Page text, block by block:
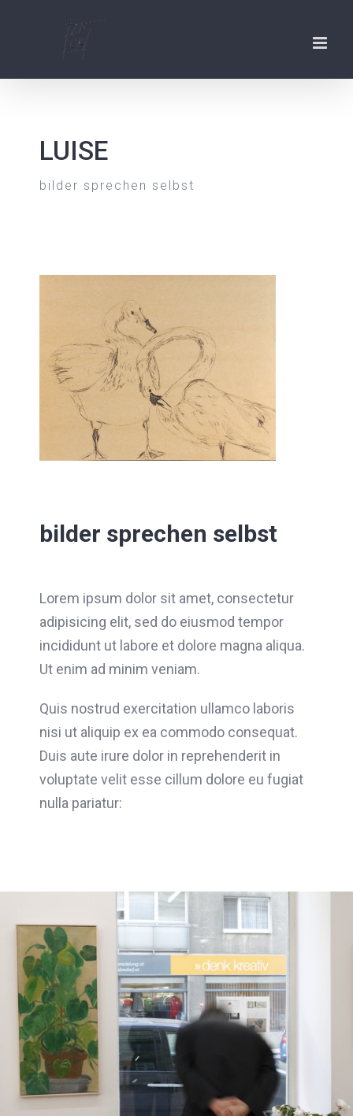
LUISE
bilder sprechen selbst
bilder sprechen selbst
Lorem ipsum dolor sit amet, consectetur
adipisicing elit, sed do eiusmod tempor
incididunt ut labore et dolore magna aliqua.
Ut enim ad minim veniam.
Quis nostrud exercitation ullamco laboris
nisi ut aliquip ex ea commodo consequat.
Duis aute irure dolor in reprehenderit in
voluptate velit esse cillum dolore eu fugiat
nulla pariatur: